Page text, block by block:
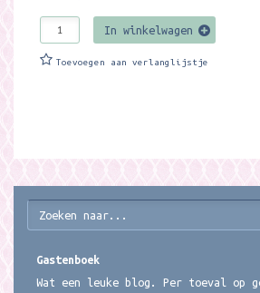
In winkelwagen
Toevoegen aan verlanglijstje
Gastenboek
Wat een leuke blog. Per toeval op